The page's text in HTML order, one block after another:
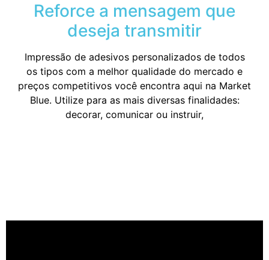
Reforce a mensagem que
deseja transmitir
Impressão de adesivos personalizados de todos
os tipos com a melhor qualidade do mercado e
preços competitivos você encontra aqui na Market
Blue. Utilize para as mais diversas finalidades:
decorar, comunicar ou instruir,